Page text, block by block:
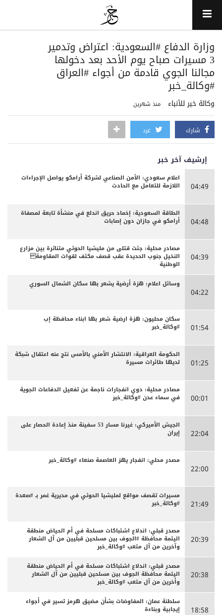
وزارة الدفاع ‎#السعودية: اعتراض وتدمير
3 مسيرات صباح يوم الأحد بعد دخولها
مجالنا الجوي قادمة من أجواء ‎#العراق
#وكالة_خبر
وكالة خبر للأنباء منذ شهرين
شارك غرد
إرشيف آخر خبر
04:49
اعلام سعودي: الأمن الصناعي لشركة أرامكو يواصل الإجراءات
اللازمة للتعامل مع الحادث
04:48
الطاقة السعودية: إخماد حريق اندلع في منشأة تابعة لمصفاة
أرامكو في جازان دون إصابات
04:39
مصادر محلية: جثث قتلى من مليشيا الحوثي متناثرة بين مزارع
النخيل جنوب الحديدة عقب قصف مكثف لقوات المقاومة
الوطنية
04:22
وسائل اعلام: هزة أرضية يشعر بها سكان الشمال السوري
01:54
سكان محليون: هزة ارضية شعر بها ابناء محافظة إب
#وكالة_خبر
01:25
الحكومة العراقية: الانتشار الأمني بالأمس نتج عنه اعتقال شبكة
لديها طائرات مسيرة
00:01
مصادر محلية: دوي انفجارات ناجمة عن تفعيل الدفاعات الجوية
في سماء عدن #وكالة_خبر
22:04
الجيش الأميركي: غيرنا مسار 53 سفينة منذ إعادة الحصار على
إيران
22:00
مصدر محلي: انفجار يهز العاصمة صنعاء #وكالة_خبر
21:49
مسيرات تقصف مواقع لمليشيا الحوثي في مديرية غمر بـ #صعدة
#وكالة_خبر
20:39
مصدر قبلي: اندلاع اشتباكات مسلحة في أم الحياض منطقة
اليتمة محافظة #الجوف بين مسلحين قبليين من آل الشعار
وآخرين من آل متعب #وكالة_خبر
20:38
مصدر قبلي: اندلاع اشتباكات مسلحة في أم الحياض منطقة
اليتمة محافظة الجوف بين مسلحين قبليين من آل الشعار
وأخرين من آل متعب #وكالة_خبر
18:58
سلطنة عمان: المفاوضات بشأن مضيق هرمز تسير في أجواء
إيجابية وبناءة